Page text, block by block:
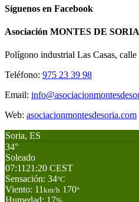
Síguenos en Facebook
Asociación MONTES DE SORIA
Polígono industrial Las Casas,
Teléfono: 975 23 39 98
Email:
Web: asociacionmontesdesoria.com
Soria, ES
34°
Soleado
07:11 21:20 CEST
Sensación: 34°C
Viento: 11 km/h 170°